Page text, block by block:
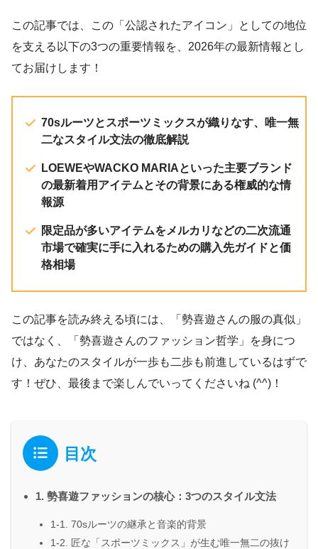
この記事では、この「公認されたアイコン」としての地位
を支える以下の3つの重要情報を、2026年の最新情報とし
てお届けします！
70sルーツとスポーツミックスが織りなす、唯一無
二なスタイル文法の徹底解説
LOEWEやWACKO MARIAといった主要ブランド
の最新着用アイテムとその背景にある権威的な情
報源
限定品が多いアイテムをメルカリなどの二次流通
市場で確実に手に入れるための購入先ガイドと価
格相場
この記事を読み終える頃には、「勢喜遊さんの服の真似」
ではなく、「勢喜遊さんのファッション哲学」を身につ
け、あなたのスタイルが一歩も二歩も前進しているはずで
す！ぜひ、最後まで楽しんでいってくださいね (^^)！
目次
1. 勢喜遊ファッションの核心：3つのスタイル文法
1-1. 70sルーツの継承と音楽的背景
1-2. 匠な「スポーツミックス」が生む唯一無二の抜け